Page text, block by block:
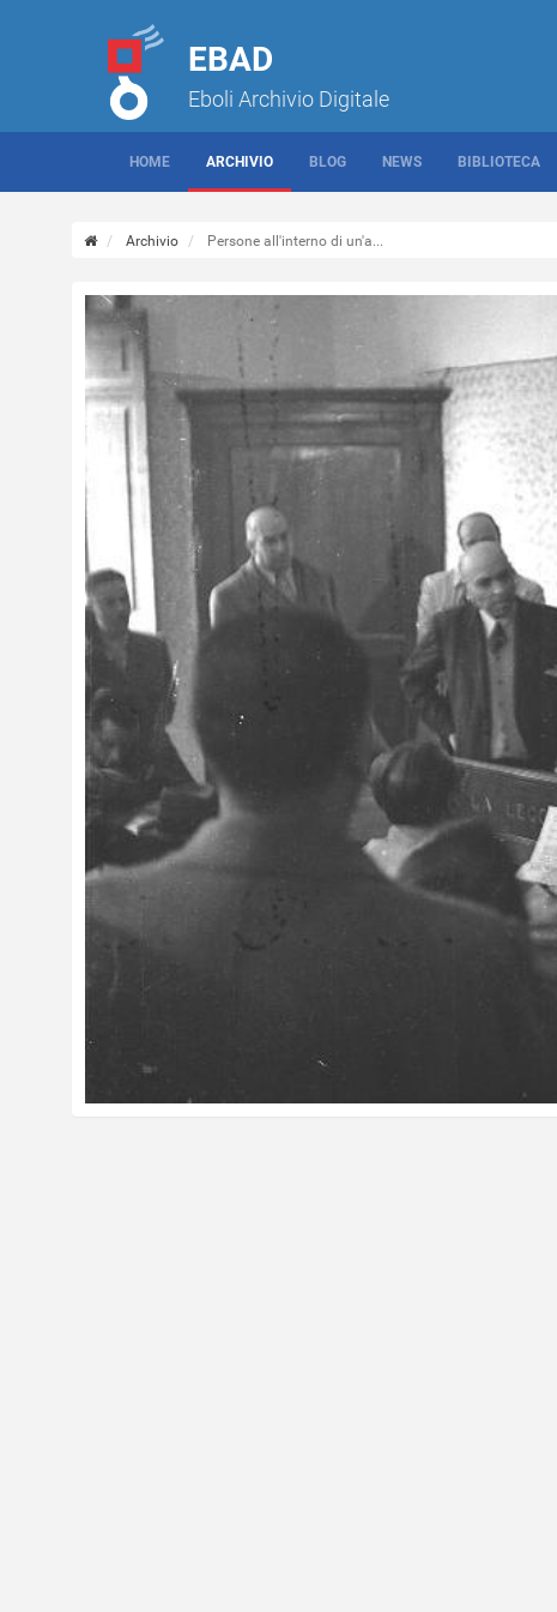
EBAD
Eboli Archivio Digitale
HOME ARCHIVIO BLOG NEWS BIBLIOTECA
Archivio Persone all'interno di un'a...